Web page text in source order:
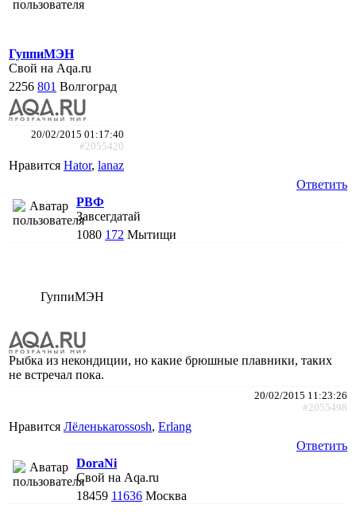
ГуппиМЭН
Свой на Aqa.ru
2256 801 Волгоград
20/02/2015 01:17:40
#2055420
Нравится Hator, lanaz
Ответить
РВФ
Завсегдатай
1080 172 Мытищи
ГуппиМЭН
Рыбка из некондиции, но какие брюшные плавники, таких
не встречал пока.
20/02/2015 11:23:26
#2055498
Нравится Лёленькаrossosh, Erlang
Ответить
DoraNi
Свой на Aqa.ru
18459 11636 Москва